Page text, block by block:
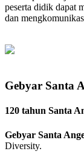
peserta didik dapat
dan
Gebyar Santa
120 tahun Santa
Gebyar Santa
Diversity.